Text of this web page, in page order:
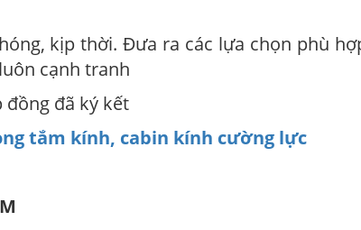
kịp thời. Đưa ra các lựa chọn phù
cạnh tranh
đồng đã ký kết
tắm kính, cabin kính cường lực